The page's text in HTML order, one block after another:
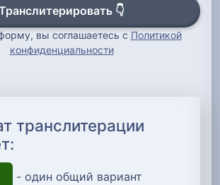
👇
вы соглашаетесь с Политикой
конфиденциальности
транслитерации
- один общий вариант